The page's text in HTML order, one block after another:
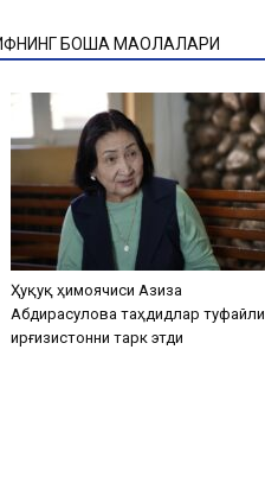
БОШҚА МАҚОЛАЛАРИ
Ҳуқуқ ҳимоячиси Азиза
Абдирасулова таҳдидлар туфайли
Қирғизистонни тарк этди